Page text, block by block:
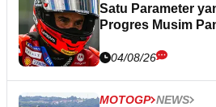
Satu Parameter
Progres Musim
04/08/26
MOTOGP NEWS